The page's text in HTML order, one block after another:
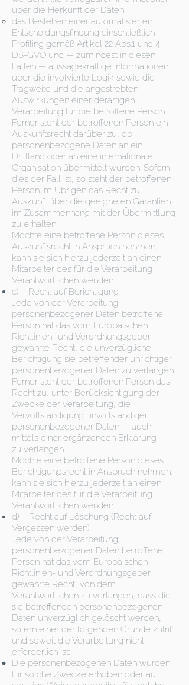
über die Herkunft der Daten
das Bestehen einer automatisierten
Entscheidungsfindung einschließlich
Profiling gemäß Artikel 22 Abs.1 und 4
DS-GVO und — zumindest in diesen
Fällen — aussagekräftige Informationen
über die involvierte Logik sowie die
Tragweite und die angestrebten
Auswirkungen einer derartigen
Verarbeitung für die betroffene Person
Ferner steht der betroffenen Person ein
Auskunftsrecht darüber zu, ob
personenbezogene Daten an ein
Drittland oder an eine internationale
Organisation übermittelt wurden. Sofern
dies der Fall ist, so steht der betroffenen
Person im Übrigen das Recht zu,
Auskunft über die geeigneten Garantien
im Zusammenhang mit der Übermittlung
zu erhalten.
Möchte eine betroffene Person dieses
Auskunftsrecht in Anspruch nehmen,
kann sie sich hierzu jederzeit an einen
Mitarbeiter des für die Verarbeitung
Verantwortlichen wenden.
c) Recht auf Berichtigung
Jede von der Verarbeitung
personenbezogener Daten betroffene
Person hat das vom Europäischen
Richtlinien- und Verordnungsgeber
gewährte Recht, die unverzügliche
Berichtigung sie betreffender unrichtiger
personenbezogener Daten zu verlangen.
Ferner steht der betroffenen Person das
Recht zu, unter Berücksichtigung der
Zwecke der Verarbeitung, die
Vervollständigung unvollständiger
personenbezogener Daten — auch
mittels einer ergänzenden Erklärung —
zu verlangen.
Möchte eine betroffene Person dieses
Berichtigungsrecht in Anspruch nehmen,
kann sie sich hierzu jederzeit an einen
Mitarbeiter des für die Verarbeitung
Verantwortlichen wenden.
d) Recht auf Löschung (Recht auf
Vergessen werden)
Jede von der Verarbeitung
personenbezogener Daten betroffene
Person hat das vom Europäischen
Richtlinien- und Verordnungsgeber
gewährte Recht, von dem
Verantwortlichen zu verlangen, dass die
sie betreffenden personenbezogenen
Daten unverzüglich gelöscht werden,
sofern einer der folgenden Gründe zutrifft
und soweit die Verarbeitung nicht
erforderlich ist:
Die personenbezogenen Daten wurden
für solche Zwecke erhoben oder auf